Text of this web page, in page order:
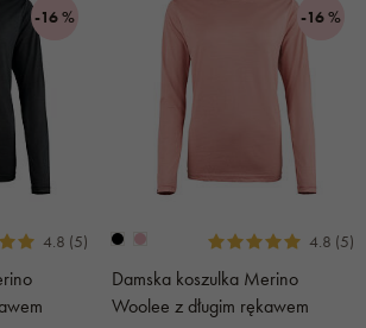
-16 %
4.8 (5)
-16 %
4.8 (5)
Damska koszulka Merino
Woolee z długim rękawem